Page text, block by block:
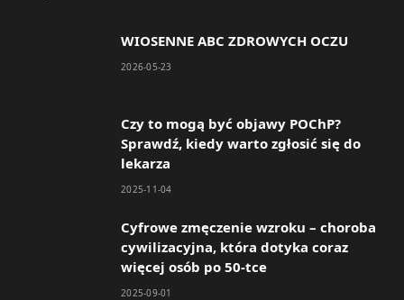
b
k
a
a
WIOSENNE ABC ZDROWYCH OCZU
2026-05-23
Czy to mogą być objawy POChP?
Sprawdź, kiedy warto zgłosić się do
lekarza
2025-11-04
Cyfrowe zmęczenie wzroku – choroba
cywilizacyjna, która dotyka coraz
więcej osób po 50-tce
2025-09-01